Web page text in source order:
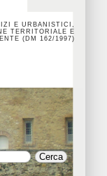
E URBANISTICI,
TERRITORIALE E
(DM 162/1997)